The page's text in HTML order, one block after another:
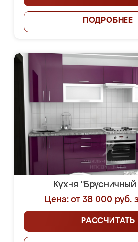
ПОДРОБНЕЕ
Кухня
Цена: от 38 000 руб.
РАССЧИТАТЬ